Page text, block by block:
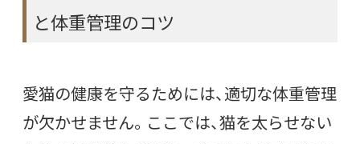
と体重管理のコツ
愛猫の健康を守るためには、適切な体重管理
が欠かせません。ここでは、猫を太らせない